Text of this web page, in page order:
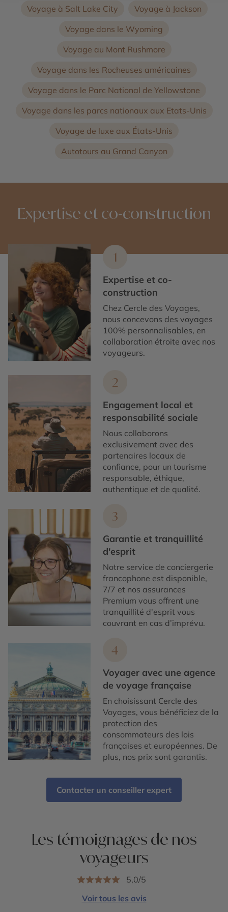
Voyage à Salt Lake City
Voyage à Jackson
Voyage dans le Wyoming
Voyage au Mont Rushmore
Voyage dans les Rocheuses américaines
Voyage dans le Parc National de Yellowstone
Voyage dans les parcs nationaux aux Etats-Unis
Voyage de luxe aux États-Unis
Autotours au Grand Canyon
Expertise et co-construction
1
Expertise et co-
construction
Chez Cercle des Voyages,
nous concevons des voyages
100% personnalisables, en
collaboration étroite avec nos
voyageurs.
2
Engagement local et
responsabilité sociale
Nous collaborons
exclusivement avec des
partenaires locaux de
confiance, pour un tourisme
responsable, éthique,
authentique et de qualité.
3
Garantie et tranquillité
d'esprit
Notre service de conciergerie
francophone est disponible,
7/7 et nos assurances
Premium vous offrent une
tranquillité d'esprit vous
couvrant en cas d’imprévu.
4
Voyager avec une agence
de voyage française
En choisissant Cercle des
Voyages, vous bénéficiez de la
protection des
consommateurs des lois
françaises et européennes. De
plus, nos prix sont garantis.
Contacter un conseiller expert
Les témoignages de nos
voyageurs
5,0/5
Voir tous les avis